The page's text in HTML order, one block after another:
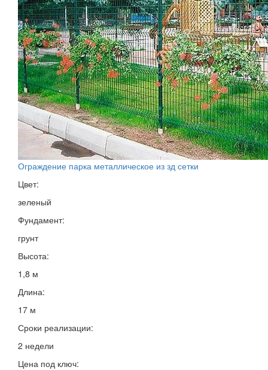
Ограждение парка металлическое из зд сетки
Цвет:
зеленый
Фундамент:
грунт
Высота:
1,8 м
Длина:
17 м
Сроки реализации:
2 недели
Цена под ключ: